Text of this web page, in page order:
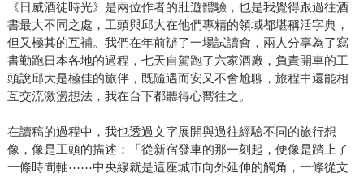
《日威酒徒時光》是兩位作者的壯遊體驗，也是我覺得跟過往酒
書最大不同之處，工頭與邱大在他們專精的領域都堪稱活字典，
但又極其的互補。我們在年前辦了一場試讀會，兩人分享為了寫
書勤跑日本各地的過程，七天自駕跑了六家酒廠，負責開車的工
頭說邱大是極佳的旅伴，既隨遇而安又不會尬聊，旅程中還能相
互交流激盪想法，我在台下都聽得心嚮往之。
在讀稿的過程中，我也透過文字展開與過往經驗不同的旅行想
像，像是工頭的描述：「從新宿發車的那一刻起，便像是踏上了
一條時間軸⋯⋯中央線就是這座城市向外延伸的觸角，一條從文